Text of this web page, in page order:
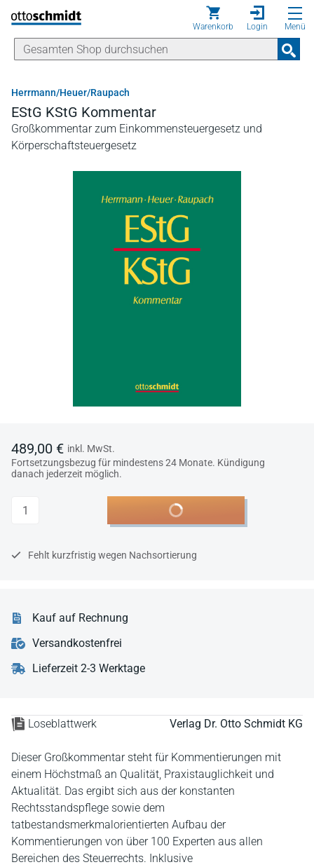
Direkt zum Inhalt
Warenkorb Login Menü
Herrmann/Heuer/Raupach
EStG KStG Kommentar
Großkommentar zum Einkommensteuergesetz und
Körperschaftsteuergesetz
Loseblattwerk Verlag Dr. Otto Schmidt KG
Dieser Großkommentar steht für Kommentierungen mit
einem Höchstmaß an Qualität, Praxistauglichkeit und
Aktualität. Das ergibt sich aus der konstanten
Rechtsstandspflege sowie dem
tatbestandsmerkmalorientierten Aufbau der
Kommentierungen von über 100 Experten aus allen
Bereichen des Steuerrechts. Inklusive
489,00 € inkl. MwSt.
Fortsetzungsbezug für mindestens 24 Monate. Kündigung
danach jederzeit möglich.
Anzahl In den Warenkorb
Fehlt kurzfristig wegen Nachsortierung
Kauf auf Rechnung
Versandkostenfrei
Lieferzeit 2-3 Werktage